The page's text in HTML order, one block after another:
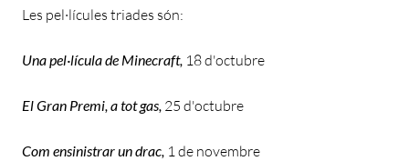
Les pel·lícules triades són:
Una pel·lícula de Minecraft, 18 d'octubre
El Gran Premi, a tot gas, 25 d'octubre
Com ensinistrar un drac, 1 de novembre